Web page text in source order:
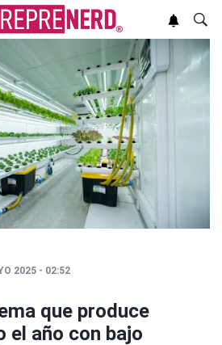
2025 - 02:52
que produce
el año con bajo